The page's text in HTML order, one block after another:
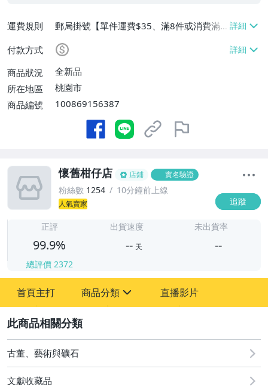
運費規則
郵局掛號【單件運費$35、滿8件或消費滿
$3500免運費】
付款方式
商品狀況
全新品
所在地區
桃園市
商品編號
100869156387
懷舊柑仔店 店鋪 實名驗證
粉絲數 1254 10分鐘前上線
人氣賣家 追蹤
正評
99.9%
總評價 2372
出貨速度
-- 天
未出貨率
--
首頁主打 商品分類
其它
直播影片
古董、藝術與礦石
文獻收藏品